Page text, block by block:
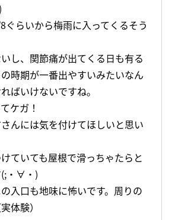
ぐらいから梅雨に入ってくるそう
し、関節痛が出てくる日も有る
時期が一番出やすいみたいなん
ばいけないですね。
ケガ！
んには気を付けてほしいと思い
ていても屋根で滑っちゃたらと
(;・∀・)
入口も地味に怖いです。周りの
体験）